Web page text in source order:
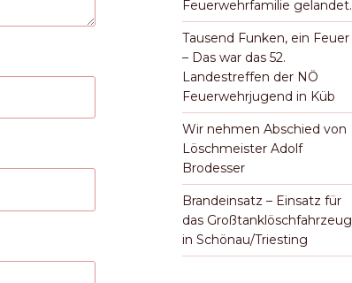
Feuerwehrfamilie gelandet.
Tausend Funken, ein Feuer
– Das war das 52.
Landestreffen der NÖ
Feuerwehrjugend in Küb
Wir nehmen Abschied von
Löschmeister Adolf
Brodesser
Brandeinsatz – Einsatz für
das Großtanklöschfahrzeug
in Schönau/Triesting